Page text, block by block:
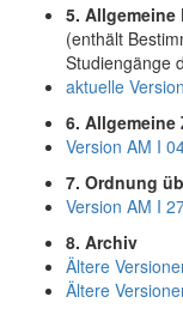
5. Allgemeine
(enthält
Studiengänge
aktuelle Version
6.
Version AM I
7. Ordnung
Version AM I
8. Archiv
Ältere
Ältere